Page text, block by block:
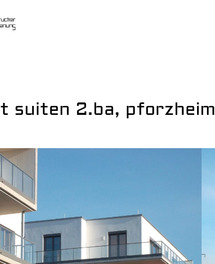
suiten 2.ba, pforzheim